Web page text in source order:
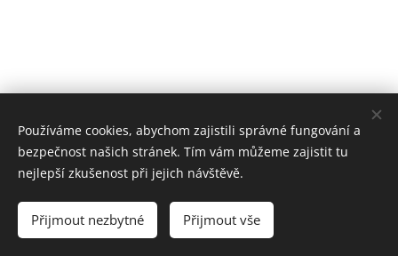
Obrázky poskytlPexels
Vytvořeno službou Webnode
Používáme cookies, abychom zajistili správné fungování a
bezpečnost našich stránek. Tím vám můžeme zajistit tu
nejlepší zkušenost při jejich návštěvě.
Přijmout nezbytné Přijmout vše